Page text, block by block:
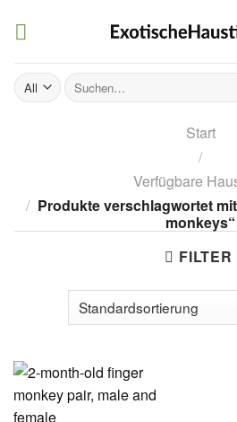
Suchen
nach:
Start
/
Verfügbare
/ Produkte verschlagwortet
monkeys“
FILTER